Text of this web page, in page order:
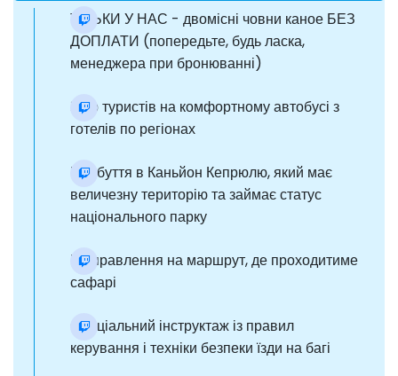
ТІЛЬКИ У НАС - двомісні човни каное БЕЗ
ДОПЛАТИ (попередьте, будь ласка,
менеджера при бронюванні)
Збір туристів на комфортному автобусі з
готелів по регіонах
Прибуття в Каньйон Кепрюлю, який має
величезну територію та займає статус
національного парку
Відправлення на маршрут, де проходитиме
сафарі
Спеціальний інструктаж із правил
керування і техніки безпеки їзди на багі